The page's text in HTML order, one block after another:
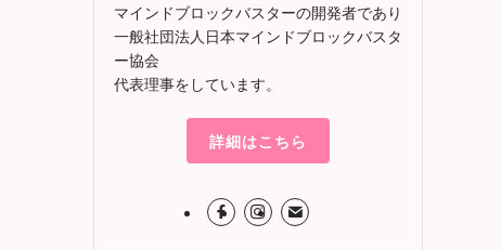
マインドブロックバスターの開発者であり
一般社団法人日本マインドブロックバスタ
ー協会
代表理事をしています。
詳細はこちら